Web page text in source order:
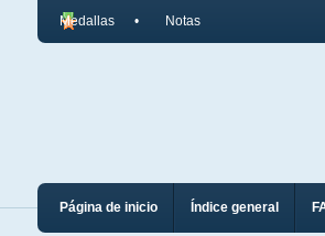
Medallas Notas
Página de inicio Índice general